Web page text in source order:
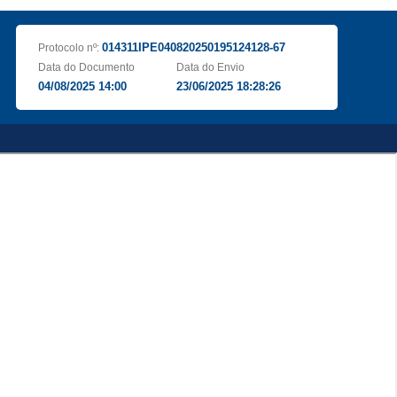
Protocolo nº: 014311IPE040820250195124128-67
Data do Documento
04/08/2025 14:00
Data do Envio
23/06/2025 18:28:26